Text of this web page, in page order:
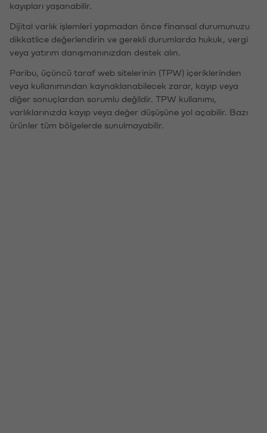
kayıpları yaşanabilir.
Dijital varlık işlemleri yapmadan önce finansal durumunuzu
dikkatlice değerlendirin ve gerekli durumlarda hukuk, vergi
veya yatırım danışmanınızdan destek alın.
Paribu, üçüncü taraf web sitelerinin (TPW) içeriklerinden
veya kullanımından kaynaklanabilecek zarar, kayıp veya
diğer sonuçlardan sorumlu değildir. TPW kullanımı,
varlıklarınızda kayıp veya değer düşüşüne yol açabilir. Bazı
ürünler tüm bölgelerde sunulmayabilir.